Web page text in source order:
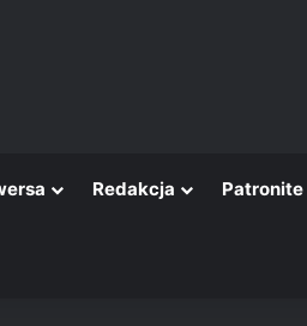
Redakcja Patronite